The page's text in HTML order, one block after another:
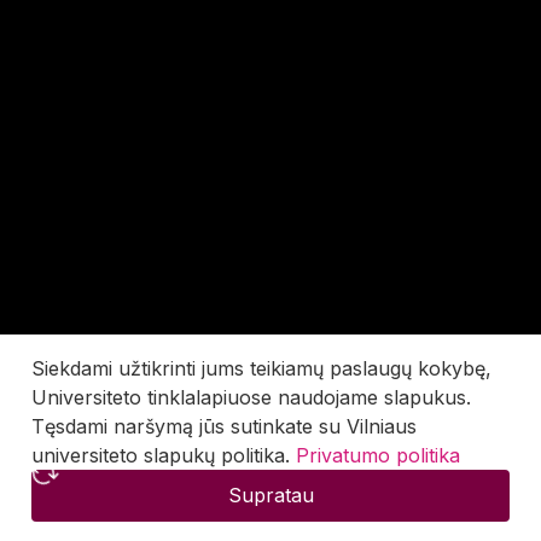
Siekdami užtikrinti jums teikiamų paslaugų kokybę,
Universiteto tinklalapiuose naudojame slapukus.
Tęsdami naršymą jūs sutinkate su Vilniaus
universiteto slapukų politika. Privatumo politika
Supratau